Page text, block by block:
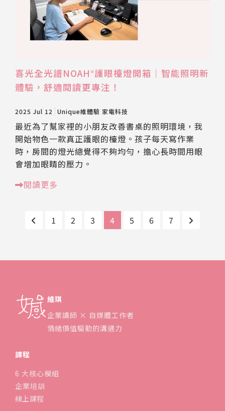
喜光全光譜NOAH°護眼檯燈開箱｜智能照明新
體驗，舒適閱讀更專注！
2025 Jul 12 Unique維體驗 家電科技
最近為了幫家裡的小朋友改善書桌的照明環境，我
開始物色一款真正護眼的檯燈。孩子每天寫作業
時，房間的燈光總覺得不夠均勻，擔心長時間用眼
會增加眼睛的壓力。
閱讀更多
1 2 3 4 5 6 7
維琪
企業講師 × 自媒體工作者
情緒價值驅動的溝通力
課程
6 大核心模組
企業培訓
線上課程